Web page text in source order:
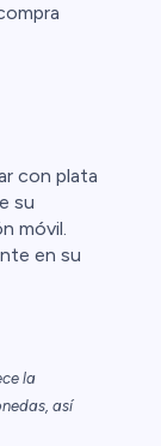
con plata
su
móvil.
en su
la
así